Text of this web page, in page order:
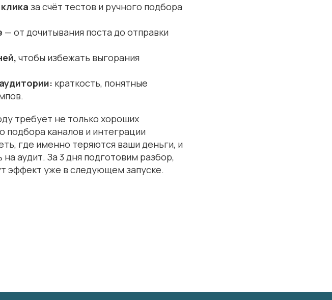
за счёт тестов и ручного подбора
— от дочитывания поста до отправки
чтобы избежать выгорания
краткость, понятные
требует не только хороших
подбора каналов и интеграции
где именно теряются ваши деньги, и
аудит. За 3 дня подготовим разбор,
эффект уже в следующем запуске.